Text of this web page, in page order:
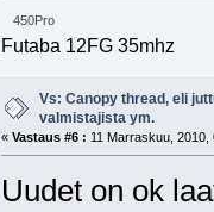
450Pro
Futaba 12FG 35mhz
Vs: Canopy thread, eli
valmistajista ym.
« Vastaus #6 : 11 Marraskuu, 2010,
Uudet on ok